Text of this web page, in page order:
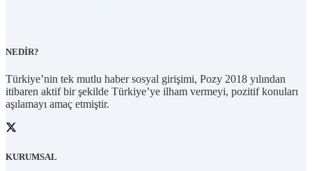
NEDİR?
Türkiye’nin tek mutlu haber sosyal girişimi, Pozy 2018 yılından
itibaren aktif bir şekilde Türkiye’ye ilham vermeyi, pozitif konuları
aşılamayı amaç etmiştir.
KURUMSAL